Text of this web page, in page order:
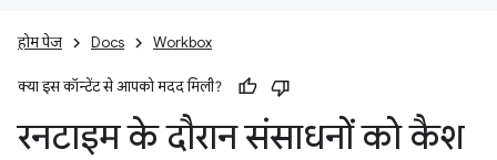
होम पेज Docs Workbox
क्या इस कॉन्टेंट से आपको मदद मिली?
रनटाइम के दौरान संसाधनों को कैश